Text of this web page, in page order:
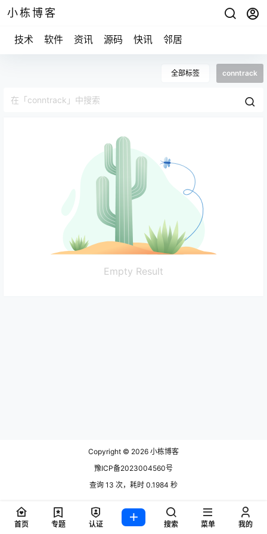
小栋博客
技术 软件 资讯 源码 快讯 邻居
全部标签 conntrack
Empty Result
Copyright © 2026 小栋博客
豫ICP备2023004560号
查询 13 次，耗时 0.1984 秒
首页 专题 认证 搜索 菜单 我的